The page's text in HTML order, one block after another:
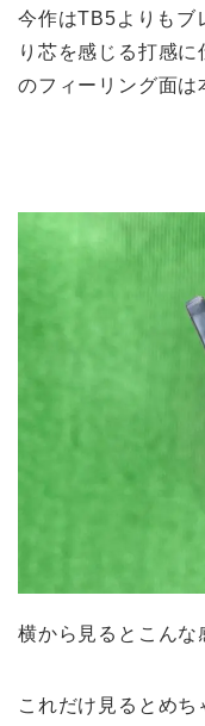
今作はTB5よりもブ
り芯を感じる打感
のフィーリング面は
横から見るとこんな
これだけ見るとめち